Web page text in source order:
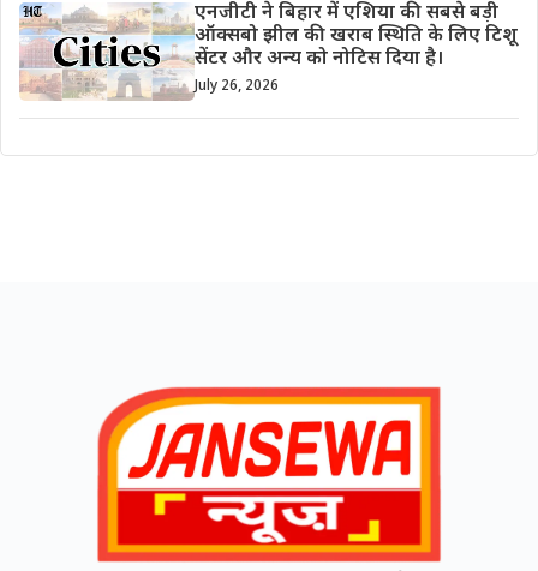
एनजीटी ने बिहार में एशिया की सबसे बड़ी
ऑक्सबो झील की खराब स्थिति के लिए टिशू
सेंटर और अन्य को नोटिस दिया है।
July 26, 2026